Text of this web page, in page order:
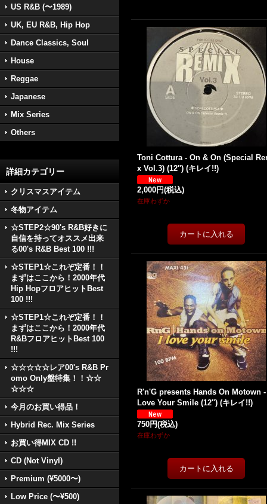
US R&B (〜1989)
UK, EU R&B, Hip Hop
Dance Classics, Soul
House
Reggae
Japanese
Mix Series
Others
詳細カテゴリー
クリスマスアイテム
冬物アイテム
☆STEP2☆90's R&B好きに
自信を持ってオススメ出来
る00's R&B Best 100 !!!
☆STEP1☆これぞ定番！！
まずはここから！2000年代
Hip HopフロアヒットBest
100 !!!
☆STEP1☆これぞ定番！！
まずはここから！2000年代
R&BフロアヒットBest 100
!!!
☆☆☆☆☆レア00's R&B Pr
omo Only盤特集！！☆☆
☆☆☆
今月のお買い得品！
Hybrid Rec. Mix Series
お買い得MIX CD !!
CD (Not Vinyl)
Premium (¥5000〜)
Low Price (〜¥500)
Toni Cottura - On & On (Special
x Vol.3) (12'') (キレイ!!)
2,000円(税込)
在庫わずか
R'n'G presents Hands On Motown
Love Your Smile (12'') (キレイ!!)
750円(税込)
在庫わずか